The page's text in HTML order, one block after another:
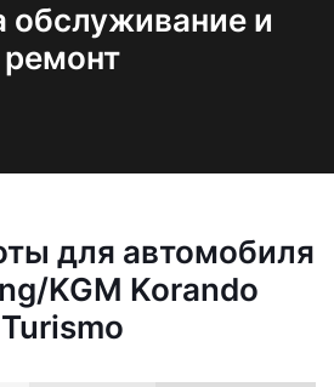
обслуживание и
ремонт
для автомобиля
KGM Korando
Turismo